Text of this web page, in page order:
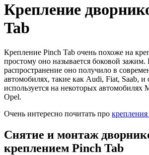
Крепление
Tab
Крепление Pinch Tab очень похоже на
простому оно называется боковой
распространение оно получило в
автомобилях, такие как Audi, Fiat, Saab, и
используется на некоторых автомобилях
Opel.
Очень интересно почитать про
Снятие и монтаж
креплением Pinch Tab